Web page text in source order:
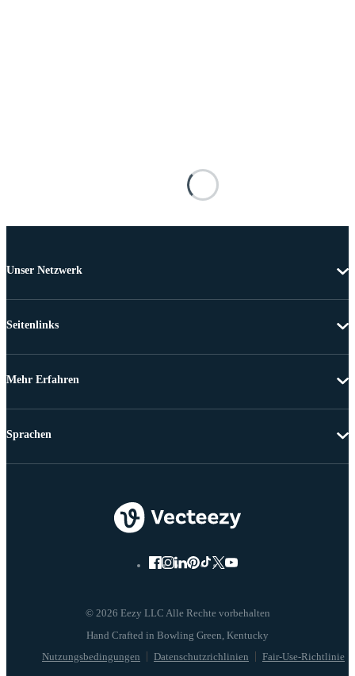
Unser Netzwerk
Seitenlinks
Mehr Erfahren
© 2026 Eezy LLC Alle Rechte vorbehalten
Nutzungsbedingungen Datenschutzrichlinien Fair-Use-Richtlinie
Sprachen